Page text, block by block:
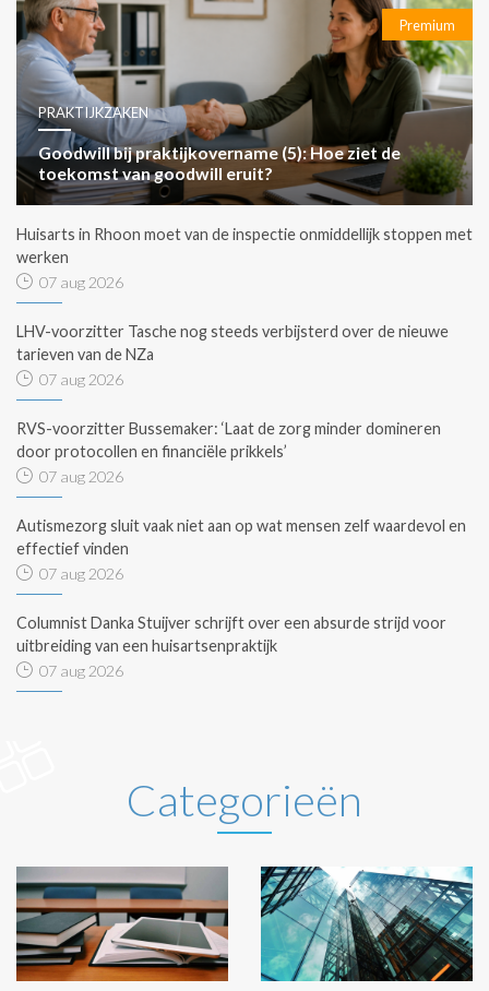
Premium
PRAKTIJKZAKEN
Goodwill bij praktijkovername (5): Hoe ziet de
toekomst van goodwill eruit?
Huisarts in Rhoon moet van de inspectie onmiddellijk stoppen met
werken
07 aug 2026
LHV-voorzitter Tasche nog steeds verbijsterd over de nieuwe
tarieven van de NZa
07 aug 2026
RVS-voorzitter Bussemaker: ‘Laat de zorg minder domineren
door protocollen en financiële prikkels’
07 aug 2026
Autismezorg sluit vaak niet aan op wat mensen zelf waardevol en
effectief vinden
07 aug 2026
Columnist Danka Stuijver schrijft over een absurde strijd voor
uitbreiding van een huisartsenpraktijk
07 aug 2026
Categorieën